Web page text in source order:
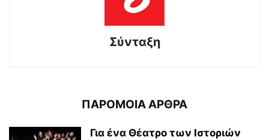
Σύνταξη
ΠΑΡΟΜΟΙΑ ΑΡΘΡΑ
Για ένα Θέατρο των Ιστοριών